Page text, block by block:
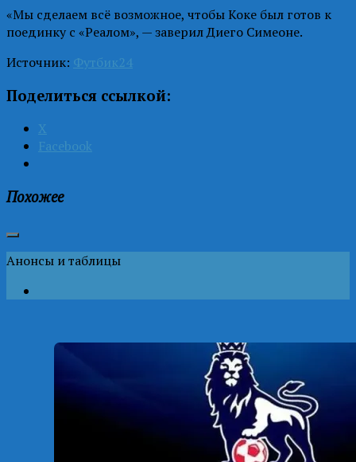
«Мы сделаем всё возможное, чтобы Коке был готов к
поединку с «Реалом», — заверил Диего Симеоне.
Источник: Футбик24
Поделиться ссылкой:
X
Facebook
Похожее
Анонсы и таблицы